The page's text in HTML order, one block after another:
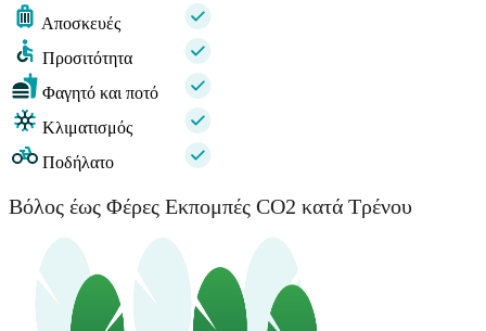
Αποσκευές
Προσιτότητα
Φαγητό και ποτό
Κλιματισμός
Ποδήλατο
Βόλος έως Φέρες Εκπομπές CO2 κατά Τρένου